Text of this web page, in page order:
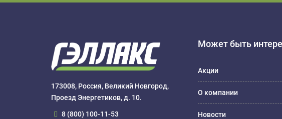
173008, Россия, Великий Новгород,
Проезд Энергетиков, д. 10.
8 (800) 100-11-53
Может быть
Акции
О компании
Новости